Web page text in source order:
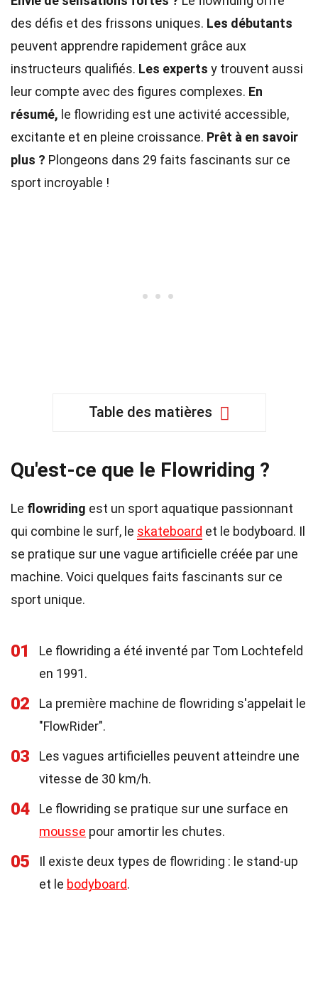
des défis et des frissons uniques. Les débutants
peuvent apprendre rapidement grâce aux
instructeurs qualifiés. Les experts y trouvent aussi
leur compte avec des figures complexes. En
résumé, le flowriding est une activité accessible,
excitante et en pleine croissance. Prêt à en savoir
plus ? Plongeons dans 29 faits fascinants sur ce
sport incroyable !
Table des matières
Qu'est-ce que le Flowriding ?
Le flowriding est un sport aquatique passionnant
qui combine le surf, le skateboard et le bodyboard. Il
se pratique sur une vague artificielle créée par une
machine. Voici quelques faits fascinants sur ce
sport unique.
01
Le flowriding a été inventé par Tom Lochtefeld
en 1991.
02
La première machine de flowriding s'appelait le
"FlowRider".
03
Les vagues artificielles peuvent atteindre une
vitesse de 30 km/h.
04
Le flowriding se pratique sur une surface en
mousse pour amortir les chutes.
05
Il existe deux types de flowriding : le stand-up
et le bodyboard.